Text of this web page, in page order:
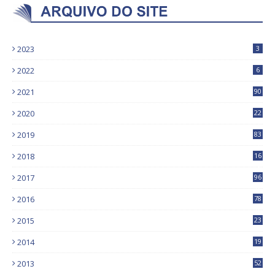
2023 3
2022 6
2021 90
2020
22
2019
83
2018
16
2017
96
2016
78
2015 23
2014 19
2013 52